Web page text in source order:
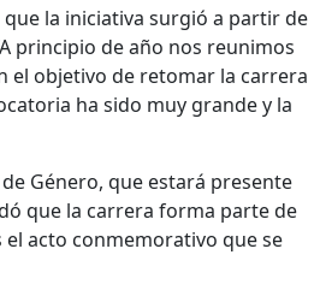
la iniciativa surgió a partir de
principio de año nos reunimos
el objetivo de retomar la carrera
ha sido muy grande y la
Género, que estará presente
que la carrera forma parte de
acto conmemorativo que se